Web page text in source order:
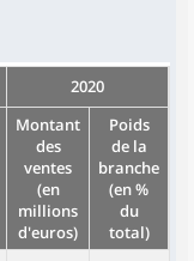
2020
Montant
des
ventes
(en
millions
d'euros)
Poids
de la
branche
(en %
du
total)